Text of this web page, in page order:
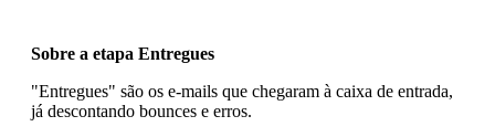
Sobre a etapa Entregues
"Entregues" são os e-mails que chegaram à caixa de entrada,
já descontando bounces e erros.